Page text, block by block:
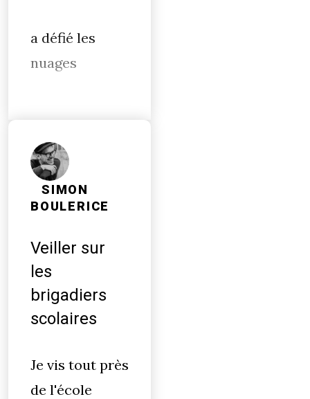
a défié les
nuages
SIMON
BOULERICE
Veiller sur
les
brigadiers
scolaires
Je vis tout près
de l'école